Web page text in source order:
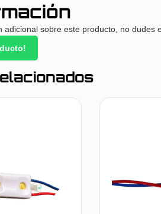
adicional sobre este producto, no dudes